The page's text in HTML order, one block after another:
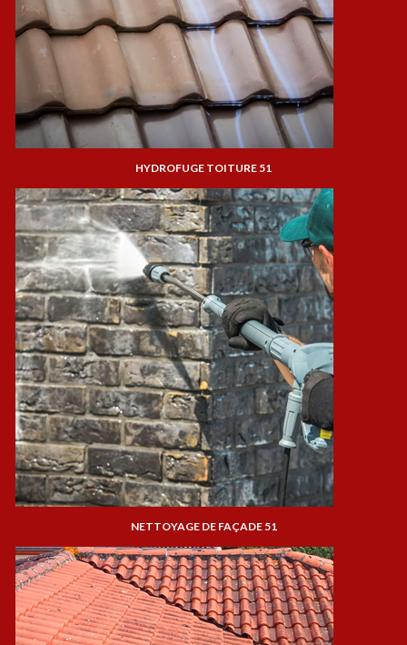
HYDROFUGE TOITURE 51
NETTOYAGE DE FAÇADE 51